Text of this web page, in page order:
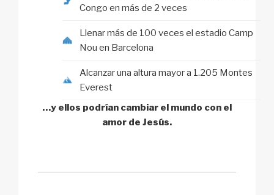
Congo en más de 2 veces
Llenar más de 100 veces el estadio Camp
Nou en Barcelona
Alcanzar una altura mayor a 1.205 Montes
Everest
…y ellos podrían cambiar el mundo con el
amor de Jesús.